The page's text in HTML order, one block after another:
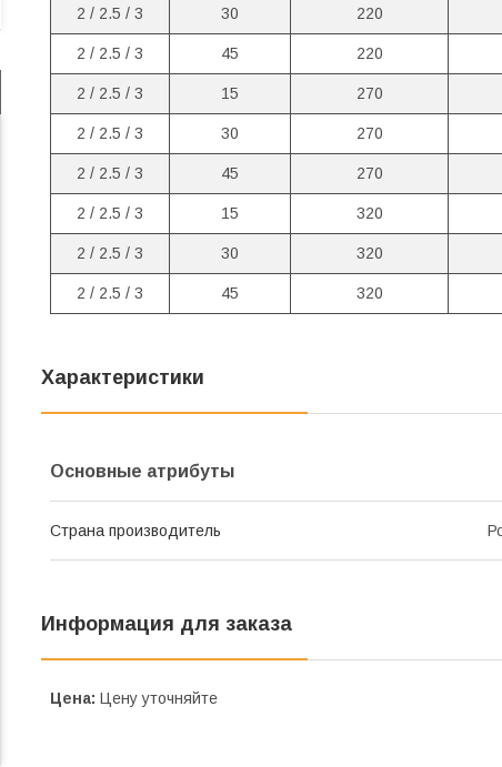
2 / 2.5 / 3 30 220
2 / 2.5 / 3 45 220
2 / 2.5 / 3 15 270
2 / 2.5 / 3 30 270
2 / 2.5 / 3 45 270
2 / 2.5 / 3 15 320
2 / 2.5 / 3 30 320
2 / 2.5 / 3 45 320
Характеристики
Основные атрибуты
Страна производитель
Информация для заказа
Цена: Цену уточняйте